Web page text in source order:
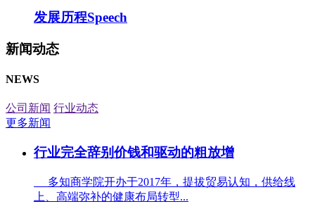
发展历程Speech
新闻动态
NEWS
公司新闻 行业动态
更多新闻
行业完全辞别价钱和驱动的粗放增
多知商学院开办于2017年，提拔贸易认知，供给线
上、高端弥补的健康布局转型...